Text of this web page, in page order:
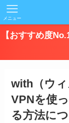
メニュー
【おすすめ度
with（ウ
VPNを使
る方法に